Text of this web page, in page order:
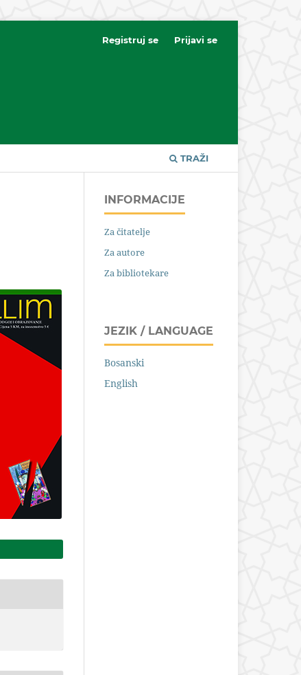
TRAŽI
Registruj se Prijavi se
INFORMACIJE
Za čitatelje
Za autore
Za bibliotekare
JEZIK / LANGUAGE
Bosanski
English